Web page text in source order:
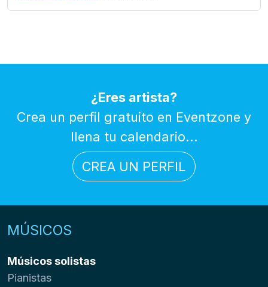
¿Eres artista?
Crea un perfil gratuito en Eventzone y
llena tu calendario...
CREA UN PERFIL
MÚSICOS
Músicos solistas
Pianistas